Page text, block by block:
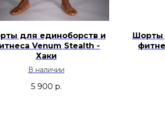
для единоборств и
Venum Stealth -
Хаки
В наличии
5 900 р.
Шорты